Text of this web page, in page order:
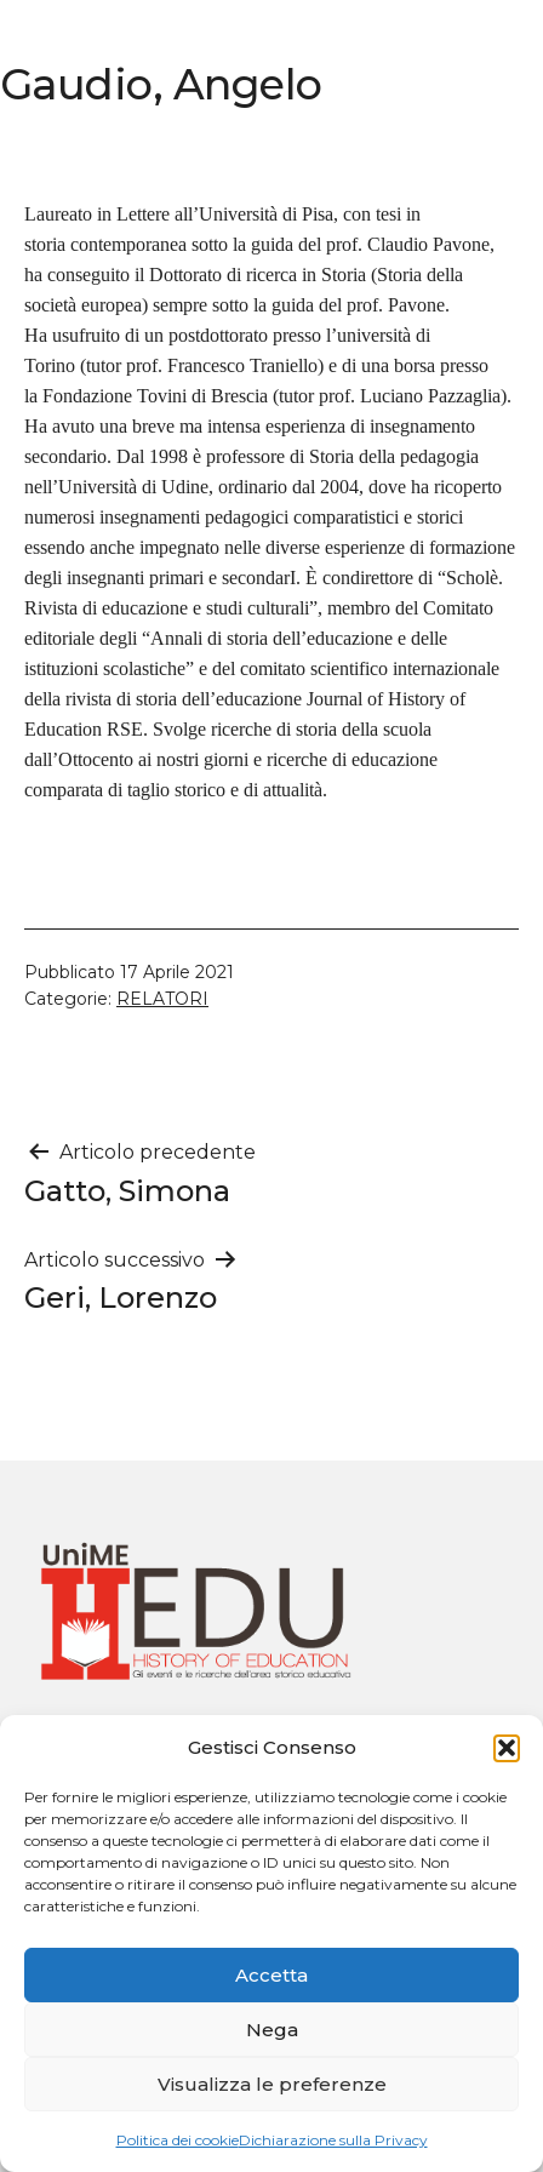
Gestisci Consenso
Per fornire le migliori esperienze, utilizziamo tecnologie come i cookie
per memorizzare e/o accedere alle informazioni del dispositivo. Il
consenso a queste tecnologie ci permetterà di elaborare dati come il
comportamento di navigazione o ID unici su questo sito. Non
acconsentire o ritirare il consenso può influire negativamente su alcune
caratteristiche e funzioni.
Accetta
Nega
Visualizza le preferenze
Politica dei cookieDichiarazione sulla Privacy
Gaudio, Angelo
Laureato in Lettere all’Università di Pisa, con tesi in
storia contemporanea sotto la guida del prof. Claudio Pavone,
ha conseguito il Dottorato di ricerca in Storia (Storia della
società europea) sempre sotto la guida del prof. Pavone.
Ha usufruito di un postdottorato presso l’università di
Torino (tutor prof. Francesco Traniello) e di una borsa presso
la Fondazione Tovini di Brescia (tutor prof. Luciano Pazzaglia).
Ha avuto una breve ma intensa esperienza di insegnamento
secondario. Dal 1998 è professore di Storia della pedagogia
nell’Università di Udine, ordinario dal 2004, dove ha ricoperto
numerosi insegnamenti pedagogici comparatistici e storici
essendo anche impegnato nelle diverse esperienze di formazione
degli insegnanti primari e secondarI. È condirettore di “Scholè.
Rivista di educazione e studi culturali”, membro del Comitato
editoriale degli “Annali di storia dell’educazione e delle
istituzioni scolastiche” e del comitato scientifico internazionale
della rivista di storia dell’educazione Journal of History of
Education RSE. Svolge ricerche di storia della scuola
dall’Ottocento ai nostri giorni e ricerche di educazione
comparata di taglio storico e di attualità.
Pubblicato 17 Aprile 2021
Categorie: RELATORI
Navigazione
articoli
Articolo precedente
Gatto, Simona
Articolo successivo
Geri, Lorenzo
Dipartimento di Scienze Cognitive, Psicologiche,
Sezione di Pedagogia “Giuseppe Catalfamo”
Via Concezione, n. 8 – 98121 Messina